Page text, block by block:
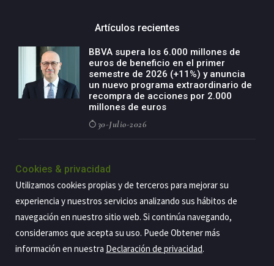
Artículos recientes
BBVA supera los 6.000 millones de
euros de beneficio en el primer
semestre de 2026 (+11%) y anuncia
un nuevo programa extraordinario de
recompra de acciones por 2.000
millones de euros
30-Julio-2026
negocio agro con un modelo global
de especialización presente en siete
países
29-Julio-2026
Cookies & privacidad
Utilizamos cookies propias y de terceros para mejorar su
experiencia y nuestros servicios analizando sus hábitos de
navegación en nuestro sitio web. Si continúa navegando,
consideramos que acepta su uso. Puede Obtener más
información en nuestra Declaración de privacidad.